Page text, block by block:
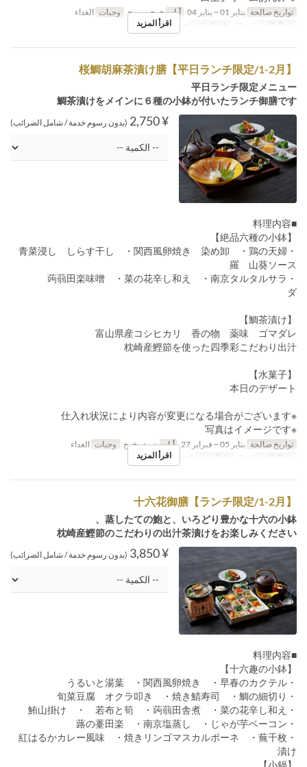
تواريخ صالحة يناير 01 ~ يناير 04 أيام خ, ج, س, ح وجبات الغداء
حد الطلب
فئة المقعد اقرأ المزيد
桜鯛胡麻茶漬け膳【平日ランチ限定/1-2月】
平日ランチ限定メニュー
鯛茶漬けをメインに６種の小鉢が付いたランチ御膳です
¥ 2,750 (بدون رسوم خدمة / شامل الضرائب)
■料理内容
【絶品六種の小鉢】
・青菜浸し しらす干し ・関西風卵焼き 染め卸 ・鶏の天婦
羅 山葵ソース
・蒟蒻田楽味噌 ・菜の花辛し和え ・南京タルタルサラ
ダ
【鯛茶漬け】
富山県産コシヒカリ 香の物 薬味 ゴマダレ
枕崎産鰹節を使った四季彩こだわり出汁
【水菓子】
本日のデザート
※仕入れ状況により内容が変更になる場合がございます
※写真はイメージです
تواريخ صالحة يناير 05 ~ فبراير 27 أيام ن, ث, خ, ج وجبات الغداء
حد الطلب
فئة المقعد اقرأ المزيد
十六花御膳【ランチ限定/1-2月】
蒸したての鮑と、いろどり豊かな十六の小鉢、
枕崎産鰹節のこだわりの出汁茶漬けをお楽しみください
¥ 3,850 (بدون رسوم خدمة / شامل الضرائب)
■料理内容
【十六趣の小鉢】
・うるいと湯葉 ・関西風卵焼き ・早春のカクテル
・旬菜豆腐 オクラ叩き ・焼き鯖寿司 ・鯛の細切り
・鮪山掛け ・ 若布と筍 ・蒟蒻田舎煮 ・菜の花辛し和え
・蕗の薹田楽 ・南京塩蒸し ・じゃが芋ベーコン
・紅はるかカレー風味 ・焼きリンゴマスカルポーネ ・蕪千枚
漬け